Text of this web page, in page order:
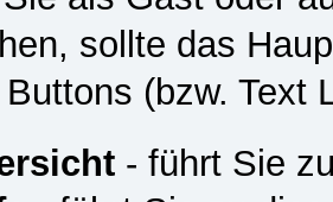
sollte das
(bzw. Text
- führt Sie